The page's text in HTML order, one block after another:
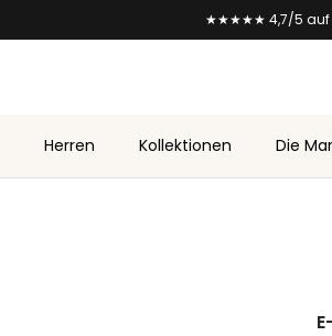
★★★★★ 4,7/5 auf
Herren Kollektionen Die